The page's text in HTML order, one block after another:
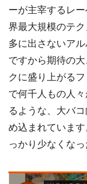
ーが主宰するレ
界最大規模のテ
多に出さないア
ですから期待の
クに盛り上がる
で何千人もの人
るような、大バ
め込まれていま
っかり少なくな